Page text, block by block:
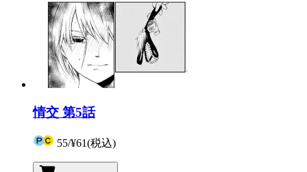
情交 第5話
55/¥61(税込)